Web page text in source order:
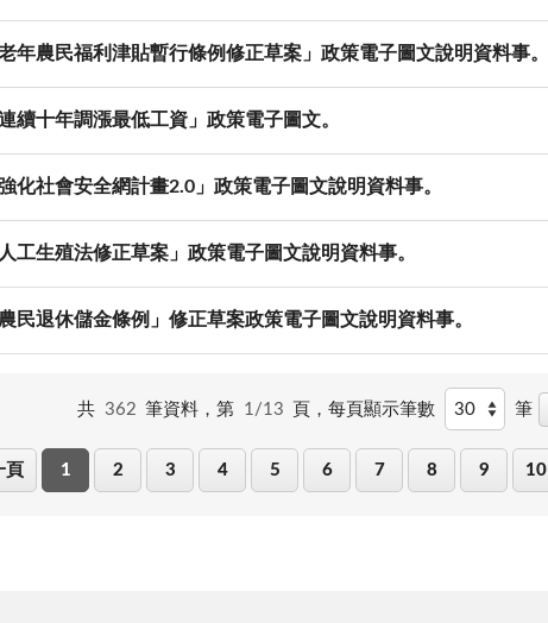
年農民福利津貼暫行條例修正草案」政策電子圖文說明資料事。
續十年調漲最低工資」政策電子圖文。
化社會安全網計畫2.0」政策電子圖文說明資料事。
工生殖法修正草案」政策電子圖文說明資料事。
民退休儲金條例」修正草案政策電子圖文說明資料事。
共 362 筆資料，第 1/13 頁，每頁顯示筆數 筆
頁 1 2 3 4 5 6 7 8 9 10